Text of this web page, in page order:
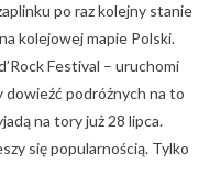
po raz kolejny stanie
kolejowej mapie Polski.
Festival – uruchomi
podróżnych na to
na tory już 28 lipca.
się popularnością. Tylko